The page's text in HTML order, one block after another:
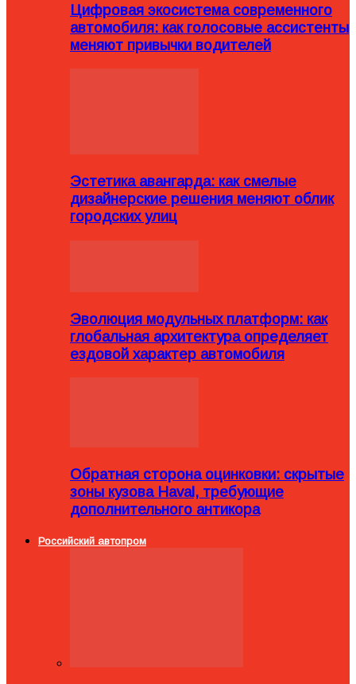
Цифровая экосистема современного
автомобиля: как голосовые ассистенты
меняют привычки водителей
Эстетика авангарда: как смелые
дизайнерские решения меняют облик
городских улиц
Эволюция модульных платформ: как
глобальная архитектура определяет
ездовой характер автомобиля
Обратная сторона оцинковки: скрытые
зоны кузова Haval, требующие
дополнительного антикора
Российский автопром